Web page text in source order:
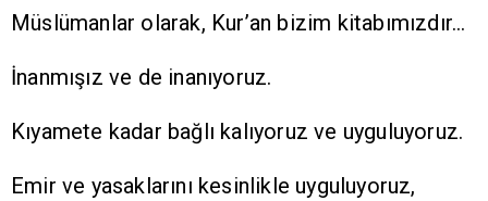
Müslümanlar olarak, Kur’an bizim kitabımızdır…
İnanmışız ve de inanıyoruz.
Kıyamete kadar bağlı kalıyoruz ve uyguluyoruz.
Emir ve yasaklarını kesinlikle uyguluyoruz,